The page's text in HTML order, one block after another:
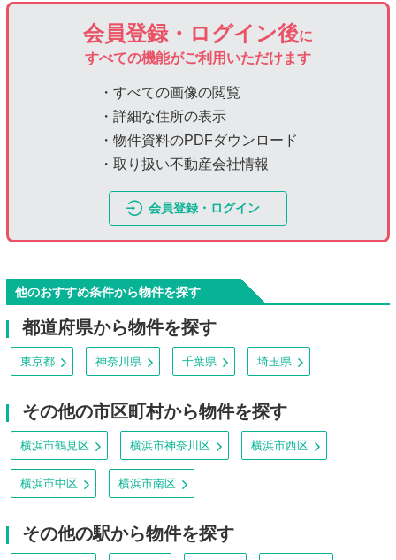
会員登録・ログイン後に
すべての機能がご利用いただけます
・すべての画像の閲覧
・詳細な住所の表示
・物件資料のPDFダウンロード
・取り扱い不動産会社情報
会員登録・ログイン
他のおすすめ条件から物件を探す
都道府県から物件を探す
東京都 神奈川県 千葉県 埼玉県
その他の市区町村から物件を探す
横浜市鶴見区 横浜市神奈川区 横浜市西区
横浜市中区 横浜市南区
その他の駅から物件を探す